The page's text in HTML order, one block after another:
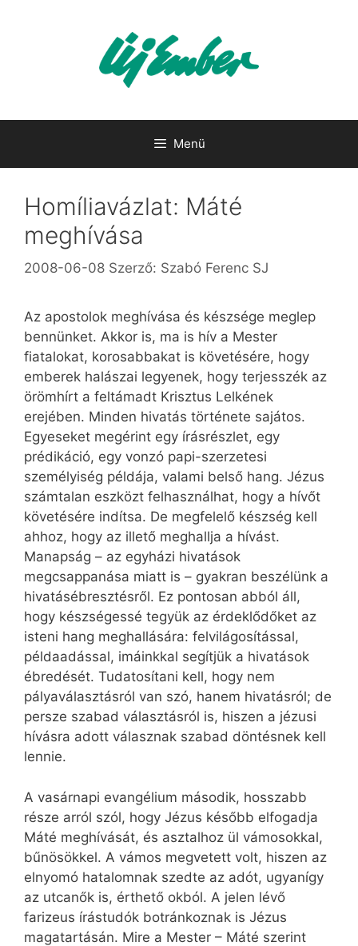
Menü
Homíliavázlat: Máté
meghívása
2008-06-08 Szerző: Szabó Ferenc SJ
Az apostolok meghívása és készsége meglep
bennünket. Akkor is, ma is hív a Mester
fiatalokat, korosabbakat is követésére, hogy
emberek halászai legyenek, hogy terjesszék az
örömhírt a feltámadt Krisztus Lelkének
erejében. Minden hivatás története sajátos.
Egyeseket megérint egy írásrészlet, egy
prédikáció, egy vonzó papi-szerzetesi
személyiség példája, valami belső hang. Jézus
számtalan eszközt felhasználhat, hogy a hívőt
követésére indítsa. De megfelelő készség kell
ahhoz, hogy az illető meghallja a hívást.
Manapság – az egyházi hivatások
megcsappanása miatt is – gyakran beszélünk a
hivatásébresztésről. Ez pontosan abból áll,
hogy készségessé tegyük az érdeklődőket az
isteni hang meghallására: felvilágosítással,
példaadással, imáinkkal segítjük a hivatások
ébredését. Tudatosítani kell, hogy nem
pályaválasztásról van szó, hanem hivatásról; de
persze szabad választásról is, hiszen a jézusi
hívásra adott válasznak szabad döntésnek kell
lennie.
A vasárnapi evangélium második, hosszabb
része arról szól, hogy Jézus később elfogadja
Máté meghívását, és asztalhoz ül vámosokkal,
bűnösökkel. A vámos megvetett volt, hiszen az
elnyomó hatalomnak szedte az adót, ugyanígy
az utcanők is, érthető okból. A jelen lévő
farizeus írástudók botránkoznak is Jézus
magatartásán. Mire a Mester – Máté szerint